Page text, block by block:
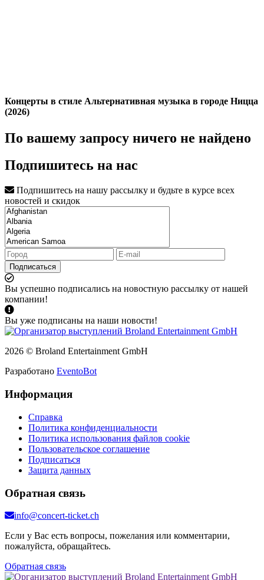
Концерты в стиле Альтернативная музыка в городе Ницца
(2026)
По вашему запросу ничего не найдено
Подпишитесь на нас
Подпишитесь на нашу рассылку и будьте в курсе всех
новостей и скидок
Подписаться
Вы успешно подписались на новостную рассылку от нашей
компании!
Вы уже подписаны на наши новости!
2026 © Broland Entertainment GmbH
Разработано EventoBot
Информация
Справка
Политика конфиденциальности
Политика использования файлов cookie
Пользовательское соглашение
Подписаться
Защита данных
Обратная связь
info@concert-ticket.ch
Если у Вас есть вопросы, пожелания или комментарии,
пожалуйста, обращайтесь.
Обратная связь